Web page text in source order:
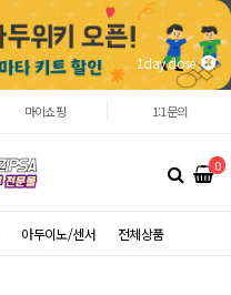
1day close
마이쇼핑 1:1문의
0
아두이노/센서 전체상품